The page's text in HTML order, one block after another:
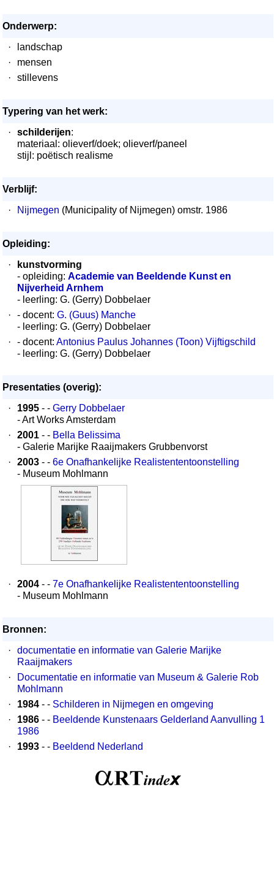
Onderwerp:
·
landschap
·
mensen
·
stillevens
Typering van het werk:
·
schilderijen:
materiaal: olieverf/doek; olieverf/paneel
stijl: poëtisch realisme
Verblijf:
·
Nijmegen (Municipality of Nijmegen) omstr. 1986
Opleiding:
·
kunstvorming
- opleiding: Academie van Beeldende Kunst en
Nijverheid Arnhem
- leerling: G. (Gerry) Dobbelaer
·
- docent: G. (Guus) Manche
- leerling: G. (Gerry) Dobbelaer
·
- docent: Antonius Paulus Johannes (Toon) Vijftigschild
- leerling: G. (Gerry) Dobbelaer
Presentaties (overig):
·
1995 - - Gerry Dobbelaer
- Art Works Amsterdam
·
2001 - - Bella Belissima
- Galerie Marijke Raaijmakers Grubbenvorst
·
2003 - - 6e Onafhankelijke Realistententoonstelling
- Museum Mohlmann
· 2004 - - 7e Onafhankelijke Realistententoonstelling
- Museum Mohlmann
Bronnen:
·
documentatie en informatie van Galerie Marijke
Raaijmakers
·
Documentatie en informatie van Museum & Galerie Rob
Mohlmann
·
1984 - - Schilderen in Nijmegen en omgeving
·
1986 - - Beeldende Kunstenaars Gelderland Aanvulling 1
1986
·
1993 - - Beeldend Nederland